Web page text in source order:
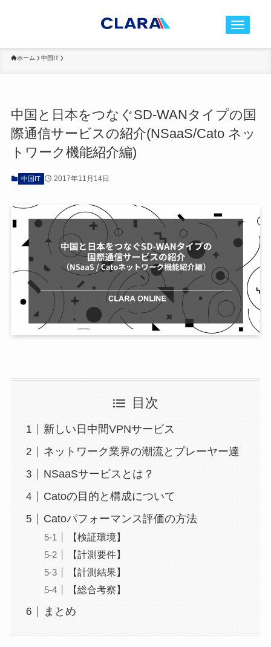
t
n
a
o
ホーム 中国IT
中国と日本をつなぐSD-WANタイプの国
際通信サービスの紹介(NSaaS/Cato ネッ
トワーク機能紹介編)
中国IT 2017年11月14日
目次
新しい日中間VPNサービス
ネットワーク業界の潮流とプレーヤー達
NSaaSサービスとは？
Catoの目的と構成について
Catoパフォーマンス評価の方法
【検証環境】
【計測要件】
【計測結果】
【総合考察】
まとめ